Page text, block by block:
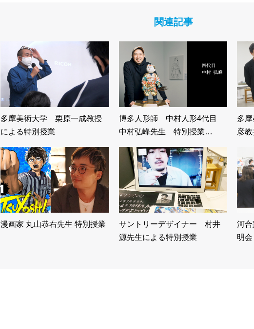
関連記事
多摩美術大学 栗原一成教授
による特別授業
博多人形師 中村人形4代目
中村弘峰先生 特別授業…
多
彦
漫画家 丸山恭右先生 特別授業
サントリーデザイナー 村井
源先生による特別授業
河
明会